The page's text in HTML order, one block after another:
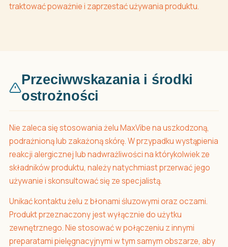
traktować poważnie i zaprzestać używania produktu.
Przeciwwskazania i środki
ostrożności
Nie zaleca się stosowania żelu MaxVibe na uszkodzoną,
podrażnioną lub zakażoną skórę. W przypadku wystąpienia
reakcji alergicznej lub nadwrażliwości na którykolwiek ze
składników produktu, należy natychmiast przerwać jego
używanie i skonsultować się ze specjalistą.
Unikać kontaktu żelu z błonami śluzowymi oraz oczami.
Produkt przeznaczony jest wyłącznie do użytku
zewnętrznego. Nie stosować w połączeniu z innymi
preparatami pielęgnacyjnymi w tym samym obszarze, aby